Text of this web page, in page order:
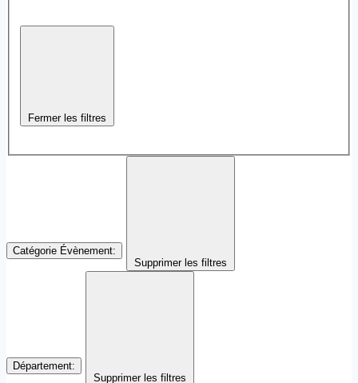
Fermer les filtres
Catégorie Évènement:
Supprimer les filtres
Département:
Supprimer les filtres